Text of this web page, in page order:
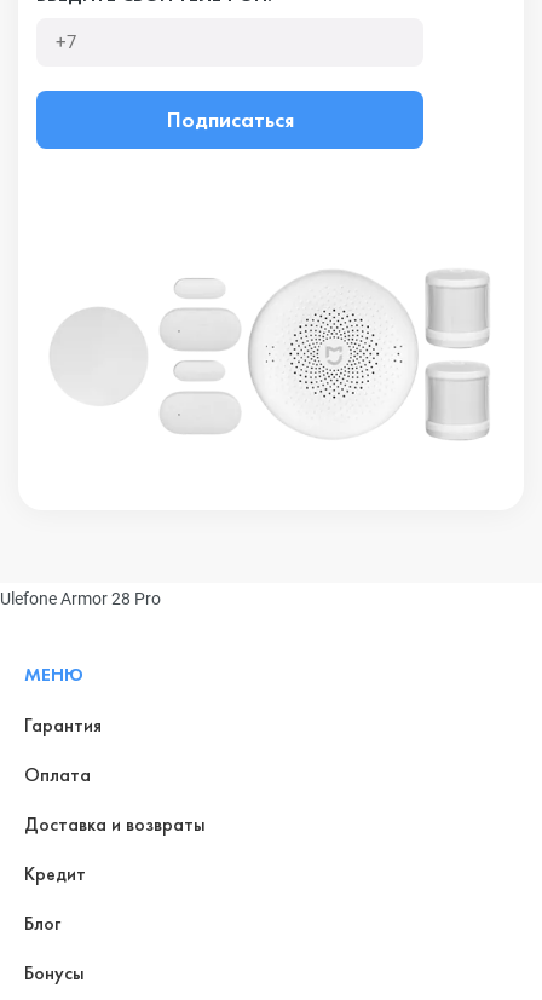
Подписаться
Ulefone Armor 28 Pro
МЕНЮ
Гарантия
Оплата
Доставка и возвраты
Кредит
Блог
Бонусы